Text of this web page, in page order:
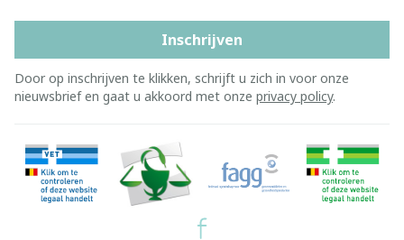
Inschrijven
Door op inschrijven te klikken, schrijft u zich in voor onze
nieuwsbrief en gaat u akkoord met onze privacy policy.